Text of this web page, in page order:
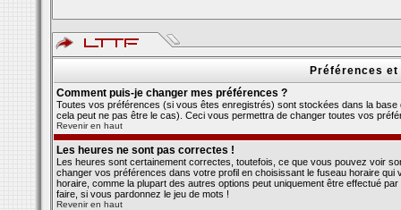
Préférences
Comment puis-je changer mes préférences ?
Toutes vos préférences (si vous êtes enregistrés) sont stockées dans la
cela peut ne pas être le cas). Ceci vous permettra de changer toutes vos
Revenir en haut
Les heures ne sont pas correctes !
Les heures sont certainement correctes, toutefois, ce que vous pouvez voir
changer vos préférences dans votre profil en choisissant le fuseau horaire
horaire, comme la plupart des autres options peut uniquement être effectué
faire, si vous pardonnez le jeu de mots !
Revenir en haut